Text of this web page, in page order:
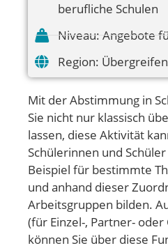
berufliche Schulen
Niveau: Angebote
Region:
Mit der Abstimmung in
Sie nicht nur klassisch
lassen, diese Aktivität
Schülerinnen und
Beispiel für bestimmte
und anhand dieser
Arbeitsgruppen bilden.
(für Einzel-, Partner-
können Sie über diese